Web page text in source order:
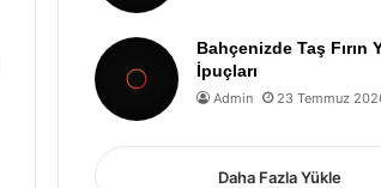
Bahçenizde Taş Fırın
İpuçları
Admin 23 Temmuz
Daha Fazla Yükle